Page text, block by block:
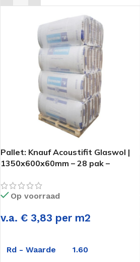
Pallet: Knauf Acoustifit Glaswol |
1350x600x60mm – 28 pak –
Op voorraad
v.a. € 3,83 per m2
Rd - Waarde 1.60